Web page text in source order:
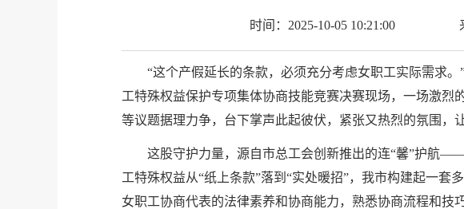
时间： 2025-10-05 10:21:00
“这个产假延长的条款，必须充分考虑女职工实际需求
工特殊权益保护专项集体协商技能竞赛决赛现场，一场激
等议题据理力争，台下掌声此起彼伏，紧张又热烈的氛围，
这股守护力量，源自市总工会创新推出的连“馨”护航
工特殊权益从“纸上条款”落到“实处暖招”，我市构建起一套
女职工协商代表的法律素养和协商能力，熟悉协商流程和技